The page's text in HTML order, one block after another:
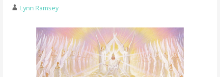
Lynn Ramsey